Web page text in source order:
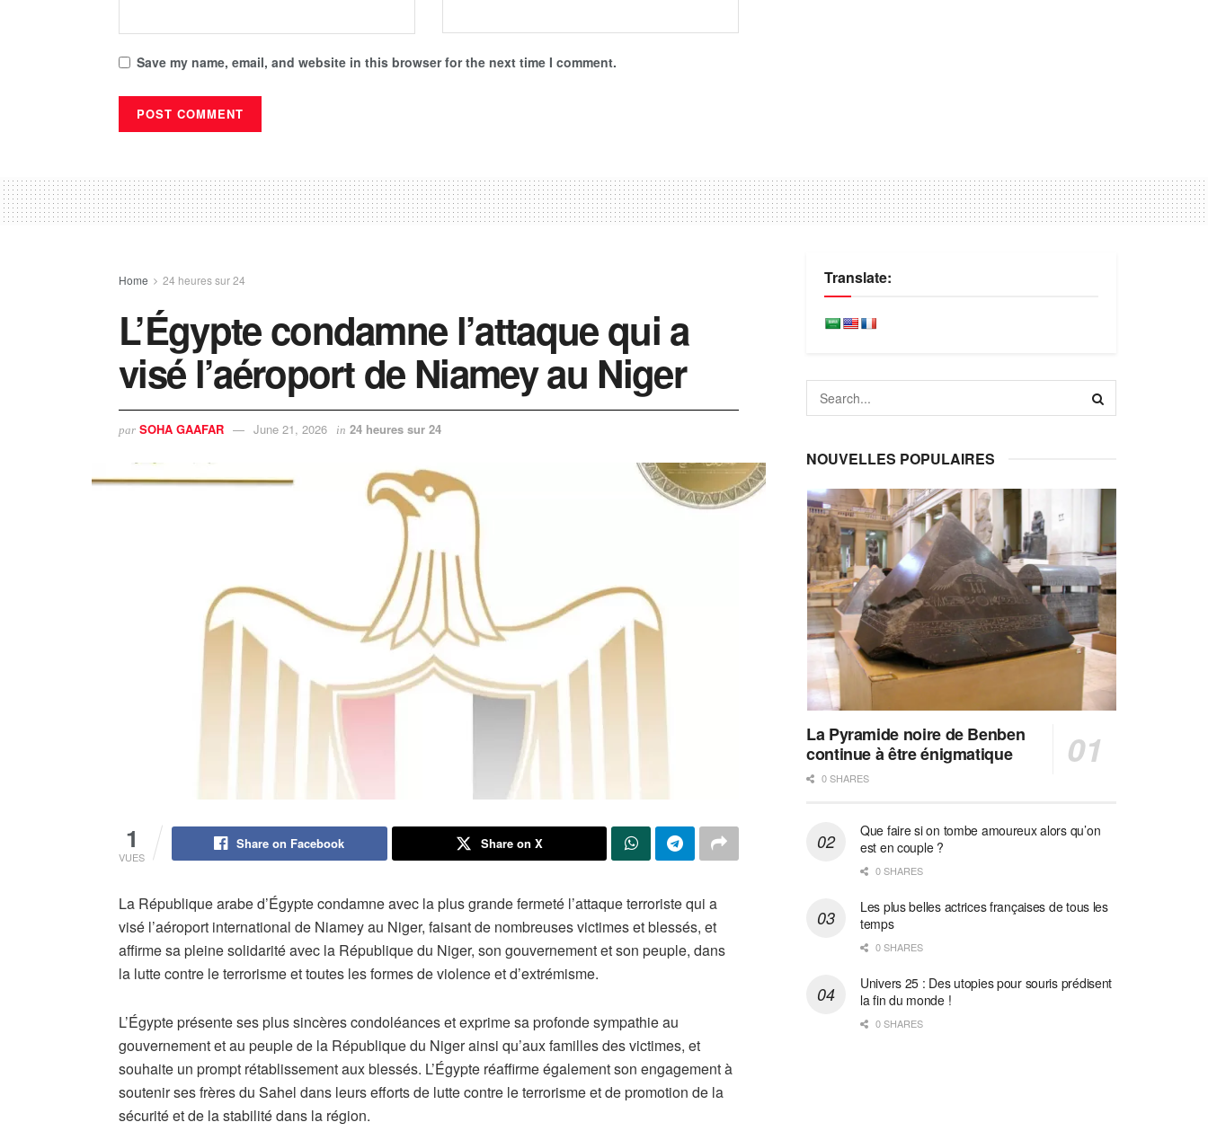
Save my name, email, and website in this browser for the next time I comment.
Home 24 heures sur 24
L’Égypte condamne l’attaque qui a
visé l’aéroport de Niamey au Niger
par SOHA GAAFAR June 21, 2026 in 24 heures sur 24
1
VUES
Share on Facebook Share on X
La République arabe d’Égypte condamne avec la plus grande fermeté l’attaque terroriste qui a
visé l’aéroport international de Niamey au Niger, faisant de nombreuses victimes et blessés, et
affirme sa pleine solidarité avec la République du Niger, son gouvernement et son peuple, dans
la lutte contre le terrorisme et toutes les formes de violence et d’extrémisme.
L’Égypte présente ses plus sincères condoléances et exprime sa profonde sympathie au
gouvernement et au peuple de la République du Niger ainsi qu’aux familles des victimes, et
souhaite un prompt rétablissement aux blessés. L’Égypte réaffirme également son engagement à
soutenir ses frères du Sahel dans leurs efforts de lutte contre le terrorisme et de promotion de la
sécurité et de la stabilité dans la région.
Translate:
NOUVELLES POPULAIRES
La Pyramide noire de Benben
continue à être énigmatique
0 SHARES
Que faire si on tombe amoureux alors qu’on
est en couple ?
0 SHARES
Les plus belles actrices françaises de tous les
temps
0 SHARES
Univers 25 : Des utopies pour souris prédisent
la fin du monde !
0 SHARES